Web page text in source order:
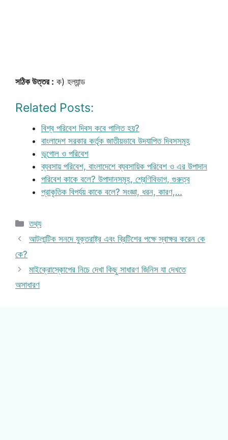
সঠিক উত্তর : ক) হল্যান্ড
Related Posts:
বিশ্ব পরিবেশ দিবস কবে পালিত হয়?
বাংলাদেশ সরকার কর্তৃক জাতীয়ভাবে উদযাপিত দিবসসমূহ
ভূগোল ও পরিবেশ
ব্যবসায় পরিবেশ, বাংলাদেশে ব্যবসায়িক পরিবেশ ও এর উপাদান
পরিবেশ কাকে বলে? উপাদানসমূহ, শ্রেণিবিভাগ, গুরুত্ব
প্রাকৃতিক বিপর্যয় কাকে বলে? সংজ্ঞা, ধরন, কারণ,…
Categories
তথ্য
আটলান্টিক সনদে যুক্তরাষ্ট্র এবং ব্রিটিশের পক্ষে স্বাক্ষর করেন কে
কে?
মাইক্রোস্কোপের নিচে দেখা কিছু সাধারণ জিনিস যা দেখতে
অসাধারণ